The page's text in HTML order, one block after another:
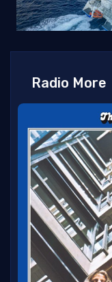
Radio More